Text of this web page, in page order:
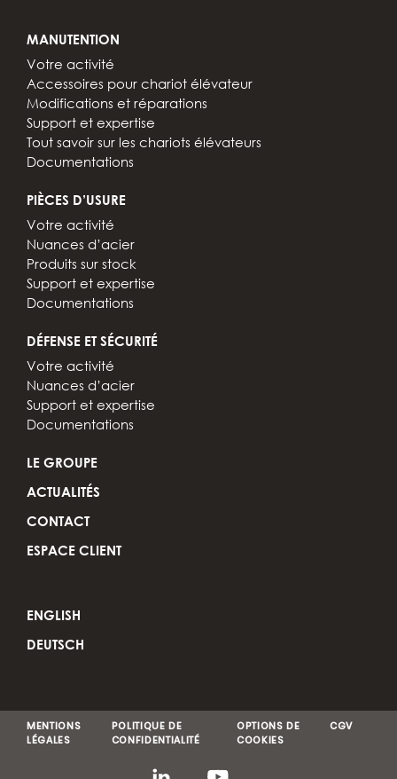
MANUTENTION
Votre activité
Accessoires pour chariot élévateur
Modifications et réparations
Support et expertise
Tout savoir sur les chariots élévateurs
Documentations
PIÈCES D’USURE
Votre activité
Nuances d’acier
Produits sur stock
Support et expertise
Documentations
DÉFENSE ET SÉCURITÉ
Votre activité
Nuances d’acier
Support et expertise
Documentations
LE GROUPE
ACTUALITÉS
CONTACT
ESPACE CLIENT
ENGLISH
DEUTSCH
MENTIONS
LÉGALES
POLITIQUE DE
CONFIDENTIALITÉ
OPTIONS DE
COOKIES
CGV